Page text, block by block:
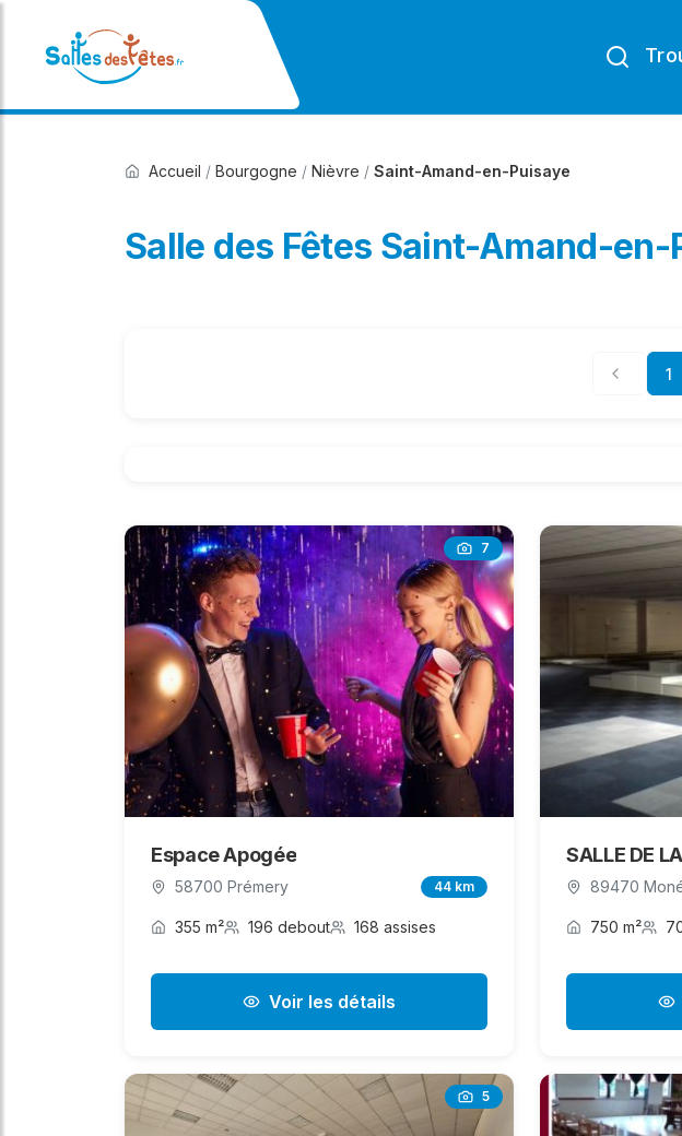
Accueil / Bourgogne / Nièvre / Saint-Amand-en-Puisaye
Salle des Fêtes Saint-Amand-en-
1
7
Espace Apogée
58700 Prémery 44 km
355 m² 196 debout 168 assises
Voir les détails
SALLE DE
89470
750 m²
5